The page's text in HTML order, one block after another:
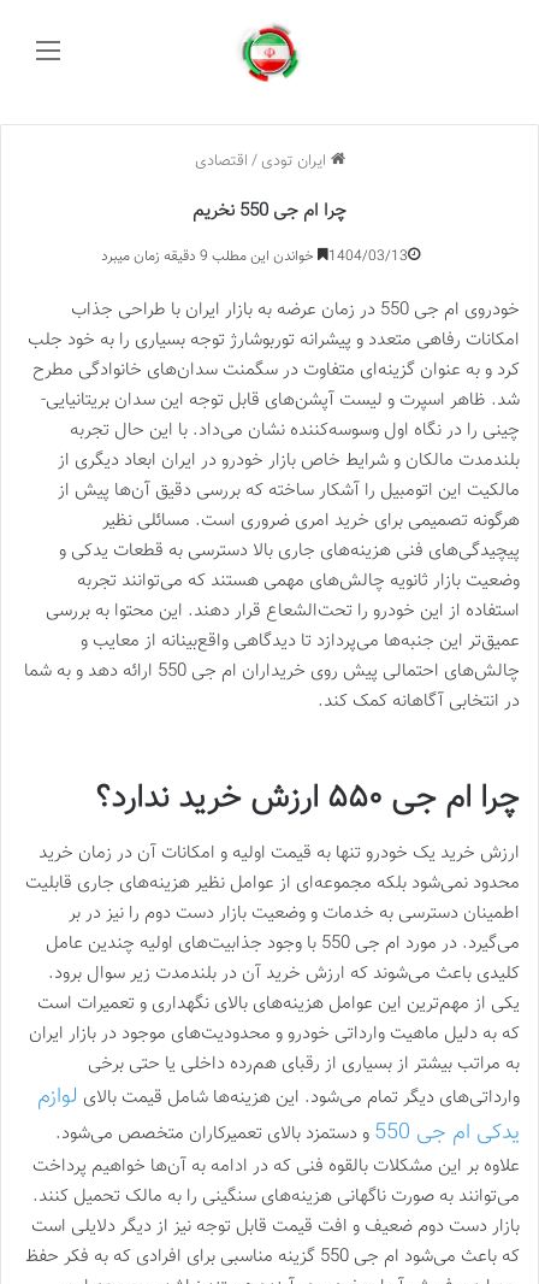
ایران تودی / اقتصادی
چرا ام جی 550 نخریم
1404/03/13 خواندن این مطلب 9 دقیقه زمان میبرد
خودروی ام جی 550 در زمان عرضه به بازار ایران با طراحی جذاب
امکانات رفاهی متعدد و پیشرانه توربوشارژ توجه بسیاری را به خود جلب
کرد و به عنوان گزینه‌ای متفاوت در سگمنت سدان‌های خانوادگی مطرح
شد. ظاهر اسپرت و لیست آپشن‌های قابل توجه این سدان بریتانیایی-
چینی را در نگاه اول وسوسه‌کننده نشان می‌داد. با این حال تجربه
بلندمدت مالکان و شرایط خاص بازار خودرو در ایران ابعاد دیگری از
مالکیت این اتومبیل را آشکار ساخته که بررسی دقیق آن‌ها پیش از
هرگونه تصمیمی برای خرید امری ضروری است. مسائلی نظیر
پیچیدگی‌های فنی هزینه‌های جاری بالا دسترسی به قطعات یدکی و
وضعیت بازار ثانویه چالش‌های مهمی هستند که می‌توانند تجربه
استفاده از این خودرو را تحت‌الشعاع قرار دهند. این محتوا به بررسی
عمیق‌تر این جنبه‌ها می‌پردازد تا دیدگاهی واقع‌بینانه از معایب و
چالش‌های احتمالی پیش روی خریداران ام جی 550 ارائه دهد و به شما
در انتخابی آگاهانه کمک کند.
چرا ام جی ۵۵۰ ارزش خرید ندارد؟
ارزش خرید یک خودرو تنها به قیمت اولیه و امکانات آن در زمان خرید
محدود نمی‌شود بلکه مجموعه‌ای از عوامل نظیر هزینه‌های جاری قابلیت
اطمینان دسترسی به خدمات و وضعیت بازار دست دوم را نیز در بر
می‌گیرد. در مورد ام جی 550 با وجود جذابیت‌های اولیه چندین عامل
کلیدی باعث می‌شوند که ارزش خرید آن در بلندمدت زیر سوال برود.
یکی از مهم‌ترین این عوامل هزینه‌های بالای نگهداری و تعمیرات است
که به دلیل ماهیت وارداتی خودرو و محدودیت‌های موجود در بازار ایران
به مراتب بیشتر از بسیاری از رقبای هم‌رده داخلی یا حتی برخی
وارداتی‌های دیگر تمام می‌شود. این هزینه‌ها شامل قیمت بالای لوازم
یدکی ام جی 550
و دستمزد بالای تعمیرکاران متخصص می‌شود.
علاوه بر این مشکلات بالقوه فنی که در ادامه به آن‌ها خواهیم پرداخت
می‌توانند به صورت ناگهانی هزینه‌های سنگینی را به مالک تحمیل کنند.
بازار دست دوم ضعیف و افت قیمت قابل توجه نیز از دیگر دلایلی است
که باعث می‌شود ام جی 550 گزینه مناسبی برای افرادی که به فکر حفظ